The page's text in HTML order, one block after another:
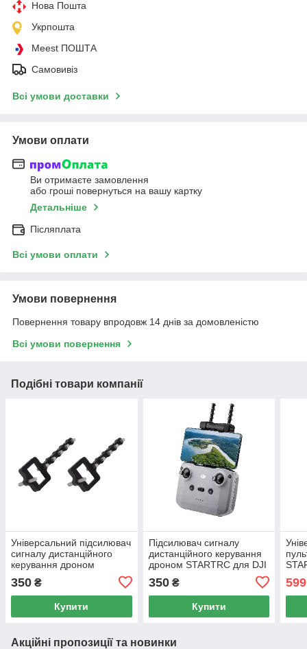
Нова Пошта
Укрпошта
Meest ПОШТА
Самовивіз
Всі умови доставки
Умови оплати
Ви отримаєте замовлення
або гроші повернуться на вашу картку
Детальніше
Післяплата
Всі умови оплати
Умови повернення
Повернення товару впродовж 14 днів за домовленістю
Всі умови повернення
Подібні товари компанії
Універсальний підсилювач
сигналу дистанційного
керування дроном
350 ₴
Купити
Підсилювач сигналу
дистанційного керування
дроном STARTRC для DJI
350₴
Купити
599
Акційні пропозиції та новинки